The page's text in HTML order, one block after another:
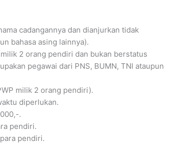
cadangannya dan dianjurkan tidak
bahasa asing lainnya).
2 orang pendiri dan bukan berstatus
pegawai dari PNS, BUMN, TNI ataupun
milik 2 orang pendiri).
diperlukan.
.
pendiri.
pendiri.